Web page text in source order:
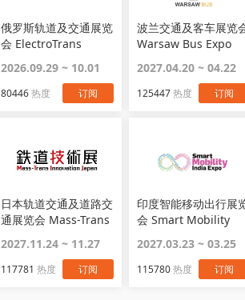
俄罗斯轨道及交通展览
会 ElectroTrans
2026.09.29 ~ 10.01
80446热度 订阅
波兰交通及客车展览
Warsaw Bus Expo
2027.04.20 ~ 04.22
125447热度 订阅
日本轨道交通及道路交
通展览会 Mass-Trans
2027.11.24 ~ 11.27
117781 热度 订阅
印度智能移动出行展
会 Smart Mobility
2027.03.23 ~ 03.25
115780热度 订阅